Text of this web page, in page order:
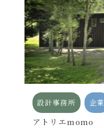
設計事務所 企業
アトリエmomo